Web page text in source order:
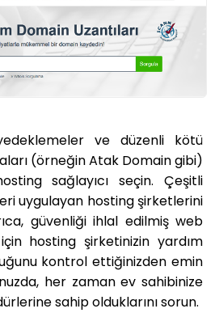
ve düzenli kötü
(örneğin Atak Domain gibi)
sağlayıcı seçin. Çeşitli
uygulayan hosting şirketlerini
güvenliği ihlal edilmiş web
hosting şirketinizin yardım
kontrol ettiğinizden emin
her zaman ev sahibinize
sahip olduklarını sorun.